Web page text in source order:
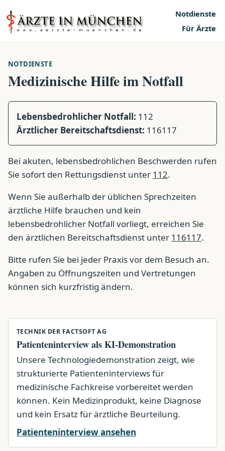
Notdienste
Für Ärzte
NOTDIENSTE
Medizinische Hilfe im Notfall
Lebensbedrohlicher Notfall: 112
Ärztlicher Bereitschaftsdienst: 116117
Bei akuten, lebensbedrohlichen Beschwerden rufen
Sie sofort den Rettungsdienst unter 112.
Wenn Sie außerhalb der üblichen Sprechzeiten
ärztliche Hilfe brauchen und kein
lebensbedrohlicher Notfall vorliegt, erreichen Sie
den ärztlichen Bereitschaftsdienst unter 116117.
Bitte rufen Sie bei jeder Praxis vor dem Besuch an.
Angaben zu Öffnungszeiten und Vertretungen
können sich kurzfristig ändern.
TECHNIK DER FACTSOFT AG
Patienteninterview als KI-Demonstration
Unsere Technologiedemonstration zeigt, wie
strukturierte Patienteninterviews für
medizinische Fachkreise vorbereitet werden
können. Kein Medizinprodukt, keine Diagnose
und kein Ersatz für ärztliche Beurteilung.
Patienteninterview ansehen